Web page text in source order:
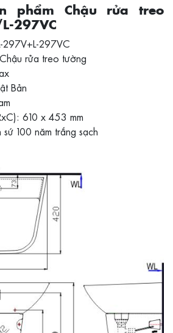
phẩm Chậu rửa treo
297VC
297V+L-297VC
rửa treo tường
Bản
610 x 453 mm
100 năm trắng sạch